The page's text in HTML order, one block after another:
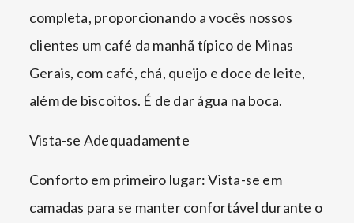
completa, proporcionando a vocês nossos
clientes um café da manhã típico de Minas
Gerais, com café, chá, queijo e doce de leite,
além de biscoitos. É de dar água na boca.
Vista-se Adequadamente
Conforto em primeiro lugar: Vista-se em
camadas para se manter confortável durante o